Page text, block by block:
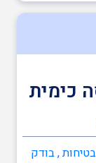
כימית
, בודק